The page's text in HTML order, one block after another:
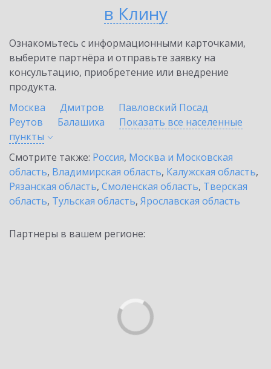
в Клину
Ознакомьтесь с информационными карточками,
выберите партнёра и отправьте заявку на
консультацию, приобретение или внедрение
продукта.
Москва
Дмитров
Павловский Посад
Реутов
Балашиха
Показать все населенные
пункты
Смотрите также: Россия, Москва и Московская
область, Владимирская область, Калужская область,
Рязанская область, Смоленская область, Тверская
область, Тульская область, Ярославская область
Партнеры в вашем регионе: